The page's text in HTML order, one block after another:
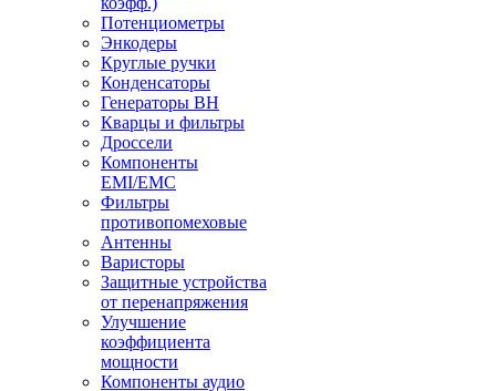
Потенциометры
Энкодеры
Круглые ручки
Конденсаторы
Генераторы ВН
Кварцы и фильтры
Дроссели
Компоненты
EMI/EMC
Фильтры
противопомеховые
Антенны
Варисторы
Защитные устройства
от перенапряжения
Улучшение
коэффициента
мощности
Компоненты аудио